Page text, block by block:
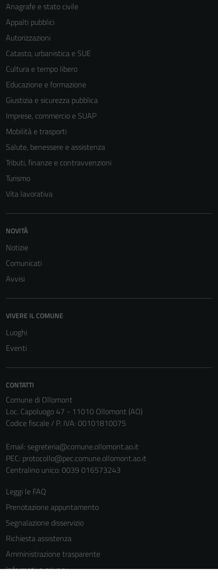
Anagrafe e stato civile
Appalti pubblici
Autorizzazioni
Catasto, urbanistica e SUE
Cultura e tempo libero
Educazione e formazione
Giustizia e sicurezza pubblica
Imprese, commercio e SUAP
Mobilità e trasporti
Salute, benessere e assistenza
Tributi, finanze e contravvenzioni
Turismo
Vita lavorativa
NOVITÀ
Notizie
Comunicati
Avvisi
VIVERE IL COMUNE
Luoghi
Eventi
CONTATTI
Comune di Ollomont
Loc. Capoluogo 47 - 11010 Ollomont (AO)
Codice fiscale / P. IVA: 00101810075
Email: segreteria@comune.ollomont.ao.it
PEC: protocollo@pec.comune.ollomont.ao.it
Centralino unico: 0039 016573243
Leggi le FAQ
Prenotazione appuntamento
Segnalazione disservizio
Richiesta assistenza
Amministrazione trasparente
Informativa privacy